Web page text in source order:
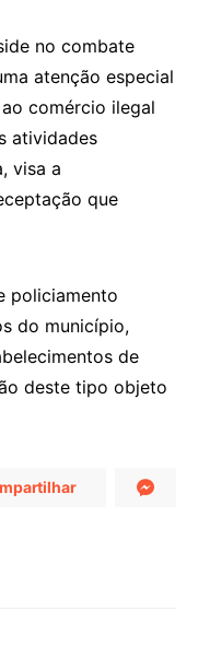
no combate
atenção especial
comércio ilegal
atividades
visa a
que
policiamento
do município,
de
deste tipo objeto